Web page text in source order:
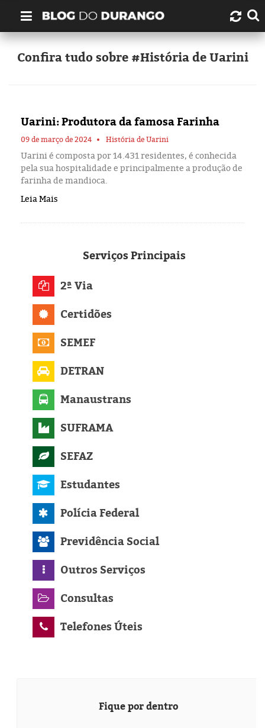
Quem é Durango Duarte?
Artigos
Amazonas
Eleições 2024
Confira tudo sobre #História de Uarini
Uarini: Produtora da famosa Farinha
09 de março de 2024 História de Uarini
Uarini é composta por 14.431 residentes, é conhecida
pela sua hospitalidade e principalmente a produção de
farinha de mandioca.
Leia Mais
ServiçosPrincipais
2ª Via
Certidões
SEMEF
DETRAN
Manaustrans
SUFRAMA
SEFAZ
Estudantes
Polícia Federal
Previdência Social
Outros Serviços
Consultas
Telefones Úteis
Fique por dentro